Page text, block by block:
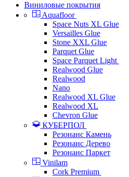
Виниловые покрытия
Aquafloor
Space Nuts XL Glue
Versailles Glue
Stone XXL Glue
Parquet Glue
Space Parquet Light
Realwood Glue
Realwood
Nano
Realwood XL Glue
Realwood XL
Chevron Glue
КУБЕРПОЛ
Резонанс Камень
Резонанс Дерево
Резонанс Паркет
Vinilam
Cork Premium